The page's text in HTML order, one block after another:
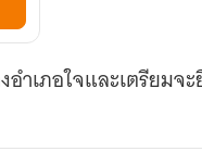
ำเภอใจและเตรียมจ